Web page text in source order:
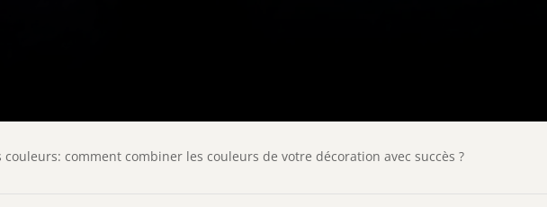
couleurs: comment combiner les couleurs de votre décoration avec succès ?